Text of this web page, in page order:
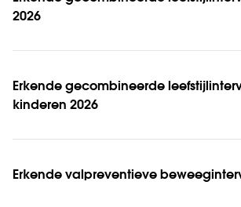
2026
Erkende gecombineerde
kinderen 2026
Erkende valpreventieve